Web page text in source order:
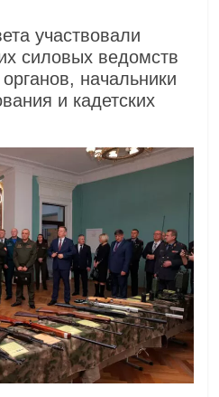
участвовали
силовых ведомств
начальники
и кадетских